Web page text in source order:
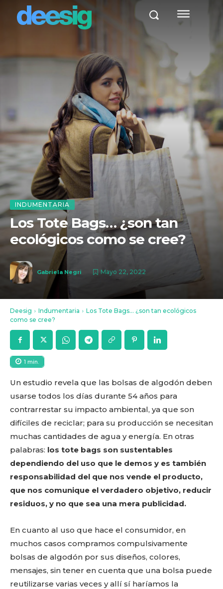
INDUMENTARIA
Los Tote Bags… ¿son tan
ecológicos como se cree?
Gabriela Negri Mayo 22, 2022
Deesig Indumentaria
Los Tote Bags... ¿son tan ecológicos
como se cree?
1 min.
Un estudio revela que las bolsas de algodón deben
usarse todos los días durante 54 años para
contrarrestar su impacto ambiental, ya que son
difíciles de reciclar; para su producción se necesitan
muchas cantidades de agua y energía. En otras
palabras: los tote bags son sustentables
dependiendo del uso que le demos y es también
responsabilidad del que nos vende el producto,
que nos comunique el verdadero objetivo, reducir
residuos, y no que sea una mera publicidad.
En cuanto al uso que hace el consumidor, en
muchos casos compramos compulsivamente
bolsas de algodón por sus diseños, colores,
mensajes, sin tener en cuenta que una bolsa puede
reutilizarse varias veces y allí sí haríamos la